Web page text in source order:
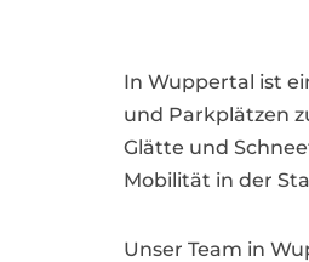
In Wuppertal ist
und Parkplätzen
Glätte und
Mobilität in der
Unser Team in